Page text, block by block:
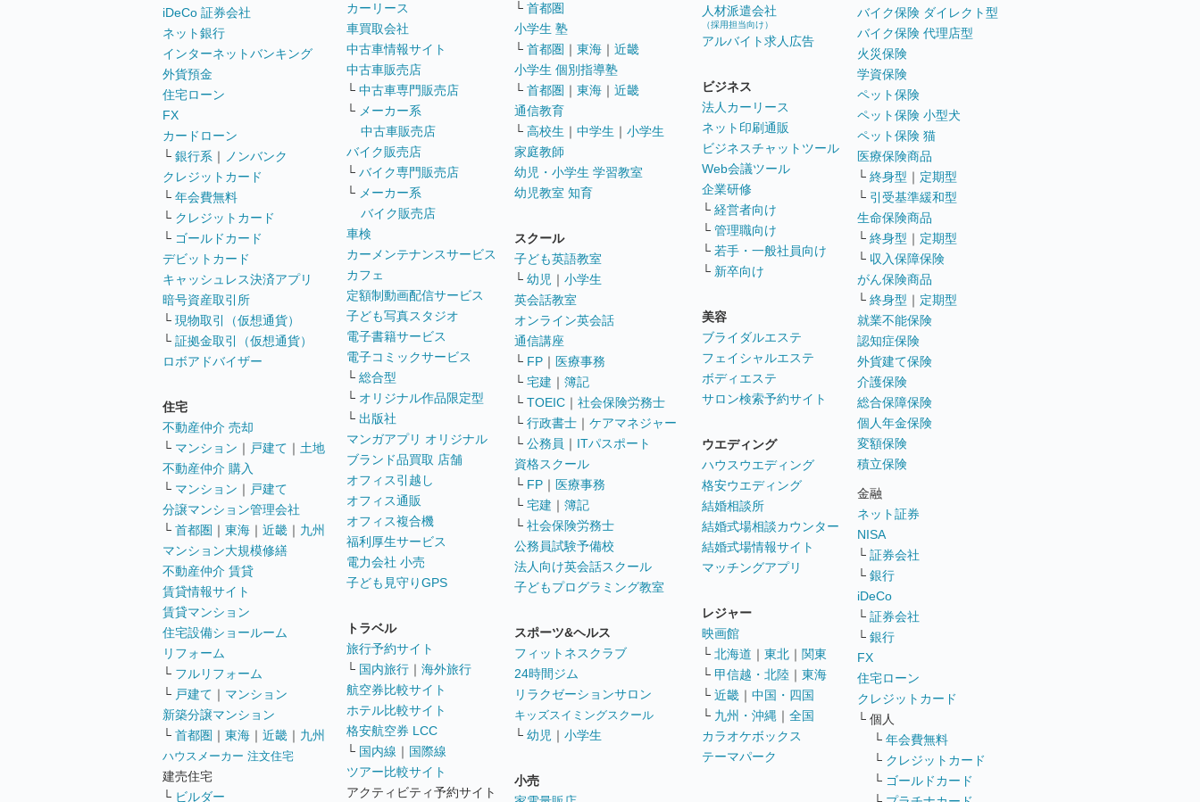
iDeCo 証券会社
ネット銀行
インターネットバンキング
外貨預金
住宅ローン
FX
カードローン
└ 銀行系 ｜
ノンバンク
クレジットカード
└ 年会費無料
└ クレジットカード
└ ゴールドカード
デビットカード
キャッシュレス決済アプリ
暗号資産取引所
└ 現物取引（仮想通貨）
└ 証拠金取引（仮想通貨）
ロボアドバイザー
住宅
不動産仲介 売却
└ マンション ｜ 戸建て ｜ 土地
不動産仲介 購入
└ マンション ｜ 戸建て
分譲マンション管理会社
└ 首都圏 ｜ 東海 ｜ 近畿 ｜ 九州
マンション大規模修繕
不動産仲介 賃貸
賃貸情報サイト
賃貸マンション
住宅設備ショールーム
リフォーム
└ フルリフォーム
└ 戸建て ｜ マンション
新築分譲マンション
└ 首都圏 ｜ 東海 ｜ 近畿 ｜ 九州
ハウスメーカー 注文住宅
建売住宅
└ ビルダー
カーリース
車買取会社
中古車情報サイト
中古車販売店
└ 中古車専門販売店
└ メーカー系
中古車販売店
バイク販売店
└ バイク専門販売店
└ メーカー系
バイク販売店
車検
カーメンテナンスサービス
カフェ
定額制動画配信サービス
子ども写真スタジオ
電子書籍サービス
電子コミックサービス
└ 総合型
└ オリジナル作品限定型
└ 出版社
マンガアプリ オリジナル
ブランド品買取 店舗
オフィス引越し
オフィス通販
オフィス複合機
福利厚生サービス
電力会社 小売
子ども見守りGPS
トラベル
旅行予約サイト
└ 国内旅行 ｜ 海外旅行
航空券比較サイト
ホテル比較サイト
格安航空券 LCC
└ 国内線 ｜ 国際線
ツアー比較サイト
アクティビティ予約サイト
└ 首都圏
小学生 塾
└ 首都圏 ｜ 東海 ｜ 近畿
小学生 個別指導塾
└ 首都圏 ｜ 東海 ｜ 近畿
通信教育
└ 高校生 ｜ 中学生 ｜ 小学生
家庭教師
幼児・小学生 学習教室
幼児教室 知育
スクール
子ども英語教室
└ 幼児 ｜ 小学生
英会話教室
オンライン英会話
通信講座
└ FP ｜ 医療事務
└ 宅建 ｜ 簿記
└ TOEIC ｜ 社会保険労務士
└ 行政書士 ｜ ケアマネジャー
└ 公務員 ｜ ITパスポート
資格スクール
└ FP ｜ 医療事務
└ 宅建 ｜ 簿記
└ 社会保険労務士
公務員試験予備校
法人向け英会話スクール
子どもプログラミング教室
スポーツ&ヘルス
フィットネスクラブ
24時間ジム
リラクゼーションサロン
キッズスイミングスクール
└ 幼児 ｜ 小学生
小売
人材派遣会社
（採用担当向け）
アルバイト求人広告
ビジネス
法人カーリース
ネット印刷通販
ビジネスチャットツール
Web会議ツール
企業研修
└ 経営者向け
└ 管理職向け
└ 若手・一般社員向け
└ 新卒向け
美容
ブライダルエステ
フェイシャルエステ
ボディエステ
サロン検索予約サイト
ウエディング
ハウスウエディング
格安ウエディング
結婚相談所
結婚式場相談カウンター
結婚式場情報サイト
マッチングアプリ
レジャー
映画館
└ 北海道 ｜ 東北 ｜ 関東
└ 甲信越・北陸 ｜ 東海
└ 近畿 ｜ 中国・四国
└ 九州・沖縄 ｜ 全国
カラオケボックス
テーマパーク
バイク保険 ダイレクト型
バイク保険 代理店型
火災保険
学資保険
ペット保険
ペット保険 小型犬
ペット保険 猫
医療保険商品
└ 終身型 ｜ 定期型
└ 引受基準緩和型
生命保険商品
└ 終身型 ｜ 定期型
└ 収入保障保険
がん保険商品
└ 終身型 ｜ 定期型
就業不能保険
認知症保険
外貨建て保険
介護保険
総合保障保険
個人年金保険
変額保険
積立保険
金融
ネット証券
NISA
└ 証券会社
└ 銀行
iDeCo
└ 証券会社
└ 銀行
FX
住宅ローン
クレジットカード
└ 個人
└ 年会費無料
└ クレジットカード
└ ゴールドカード